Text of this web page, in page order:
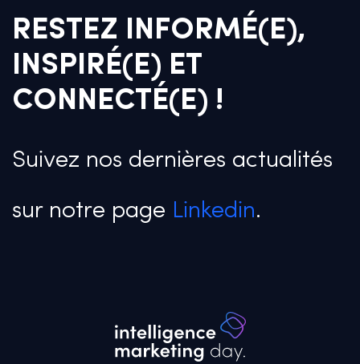
RESTEZ INFORMÉ(E),
INSPIRÉ(E) ET
CONNECTÉ(E) !
Suivez nos dernières actualités
sur notre page Linkedin.